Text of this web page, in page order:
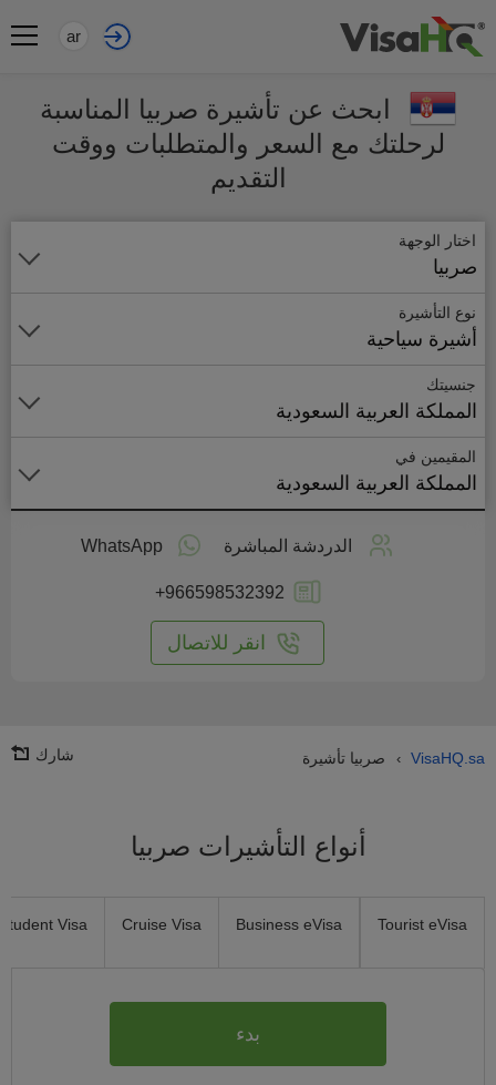
ar
ابحث عن تأشيرة صربيا المناسبة
لرحلتك مع السعر والمتطلبات ووقت
التقديم
اختار الوجهة
صربيا
نوع التأشيرة
أشيرة سياحية
جنسيتك
المملكة العربية السعودية
المقيمين في
المملكة العربية السعودية
الدردشة المباشرة WhatsApp
+966598532392
انقر للاتصال
VisaHQ.sa
› صربيا تأشيرة شارك
أنواع التأشيرات صربيا
Tourist eVisa
Business eVisa
Cruise Visa
Student Visa
بدء